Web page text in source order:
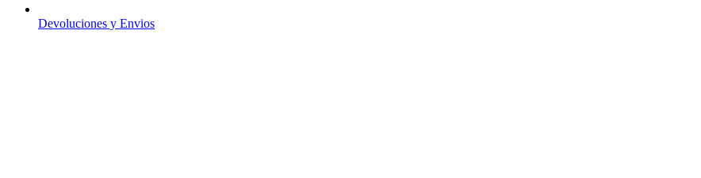
Devoluciones y Envios